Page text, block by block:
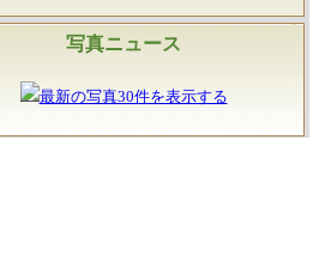
写真ニュース
最新の写真30件を表示する